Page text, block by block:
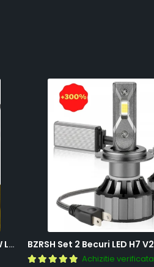
BZRSH Set 2x Proiector LED Bufnita 50W Lupa 2 Faze Alb-Galben 12-24V Moto ATV
Achizitie verificata